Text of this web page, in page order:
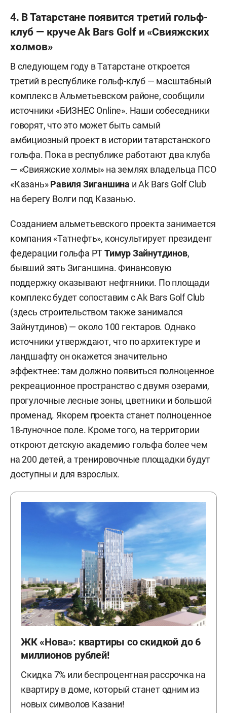
4. В Татарстане появится третий гольф-
клуб — круче Ak Bars Golf и «Свияжских
холмов»
В следующем году в Татарстане откроется
третий в республике гольф-клуб — масштабный
комплекс в Альметьевском районе, сообщили
источники «БИЗНЕС Online». Наши собеседники
говорят, что это может быть самый
амбициозный проект в истории татарстанского
гольфа. Пока в республике работают два клуба
— «Свияжские холмы» на землях владельца ПСО
«Казань»Равиля Зиганшина и Ak Bars Golf Club
на берегу Волги под Казанью.
Созданием альметьевского проекта занимается
компания «Татнефть», консультирует президент
федерации гольфа РТТимур Зайнутдинов,
бывший зять Зиганшина. Финансовую
поддержку оказывают нефтяники. По площади
комплекс будет сопоставим с Ak Bars Golf Club
(здесь строительством также занимался
Зайнутдинов) — около 100 гектаров. Однако
источники утверждают, что по архитектуре и
ландшафту он окажется значительно
эффектнее: там должно появиться полноценное
рекреационное пространство с двумя озерами,
прогулочные лесные зоны, цветники и большой
променад. Якорем проекта станет полноценное
18-луночное поле. Кроме того, на территории
откроют детскую академию гольфа более чем
на 200 детей, а тренировочные площадки будут
доступны и для взрослых.
ЖК «Нова»: квартиры со скидкой до 6
миллионов рублей!
Скидка 7% или беспроцентная рассрочка на
квартиру в доме, который станет одним из
новых символов Казани!